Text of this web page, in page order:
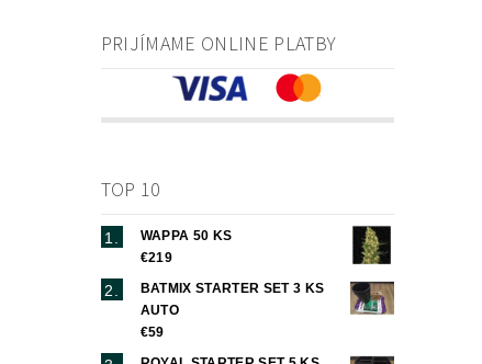
PRIJÍMAME ONLINE PLATBY
TOP 10
WAPPA 50 KS
€219
BATMIX STARTER SET 3 KS
AUTO
€59